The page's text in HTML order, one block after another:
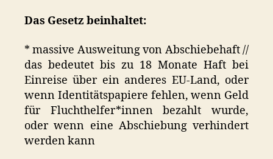
Das Gesetz beinhaltet:
* massive Ausweitung von Abschiebehaft //
das bedeutet bis zu 18 Monate Haft bei
Einreise über ein anderes EU-Land, oder
wenn Identitätspapiere fehlen, wenn Geld
für Fluchthelfer*innen bezahlt wurde,
oder wenn eine Abschiebung verhindert
werden kann